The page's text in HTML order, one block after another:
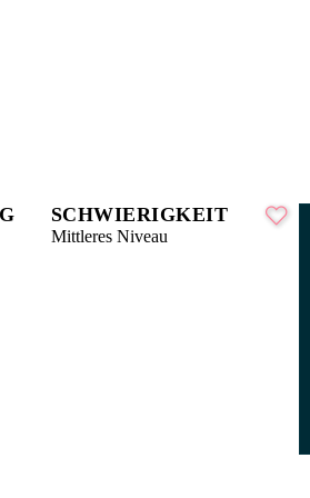
SCHWIERIGKEIT
Mittleres Niveau